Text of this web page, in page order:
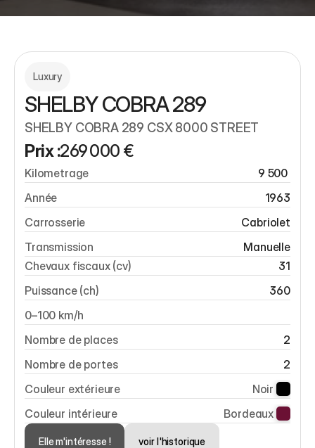
Luxury
SHELBY COBRA 289
SHELBY COBRA 289 CSX 8000 STREET
Prix :269 000 €
Kilometrage
9 500
Année
1963
Carrosserie
Cabriolet
Transmission
Manuelle
Chevaux fiscaux (cv)
31
Puissance (ch)
360
0–100 km/h
Nombre de places
2
Nombre de portes
2
Couleur extérieure
Noir
Couleur intérieure
Bordeaux
Elle m'intéresse ! voir l'historique